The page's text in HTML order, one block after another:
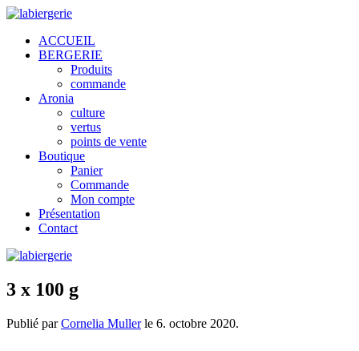
ACCUEIL
BERGERIE
Produits
commande
Aronia
culture
vertus
points de vente
Boutique
Panier
Commande
Mon compte
Présentation
Contact
3 x 100 g
Publié parCornelia Mullerle 6. octobre 2020.